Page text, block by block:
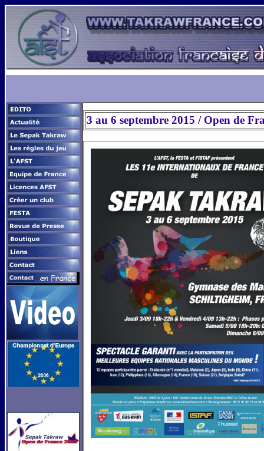
3 au 6 septembre 2015 / Open de